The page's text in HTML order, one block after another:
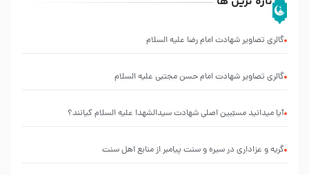
گالری تصاویر شهادت امام رضا علیه السلام
گالری تصاویر شهادت امام حسن مجتبی علیه السلام
آیا میدانید مسبّبین اصلی شهادت سیدالشهدا علیه ‌السلام کیانند؟
گریه و عزاداری در سیره و سنت پیامبر از منابع اهل سنت